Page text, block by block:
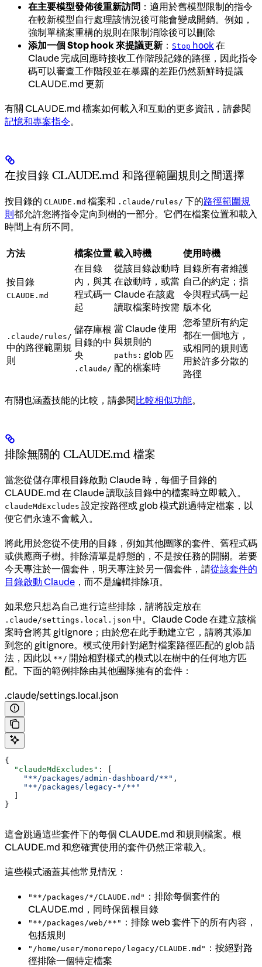
在主要模型發佈後重新訪問 ：適用於舊模型限制的指令
在較新模型自行處理該情況後可能會變成開銷。例如，
強制單檔案重構的規則在限制消除後可以刪除
添加一個 Stop hook 來提議更新 ： Stop hook 在
Claude 完成回應時接收工作階段記錄的路徑，因此指令
碼可以審查工作階段並在暴露的差距仍然新鮮時提議
CLAUDE.md 更新
有關 CLAUDE.md 檔案如何載入和互動的更多資訊，請參閱
記憶和專案指令。
在按目錄 CLAUDE.md 和路徑範圍規則之間選擇
按目錄的 CLAUDE.md 檔案和 .claude/rules/ 下的路徑範圍規
則都允許您將指令定向到樹的一部分。它們在檔案位置和載入
時間上有所不同。
方法 檔案位置 載入時機 使用時機
按目錄
CLAUDE.md
在目錄
內，與其
程式碼一
起
從該目錄啟動時
在啟動時，或當
Claude 在該處
讀取檔案時按需
目錄所有者維護
自己的約定；指
令與程式碼一起
版本化
.claude/rules/
中的路徑範圍規
則
儲存庫根
目錄的中
央
.claude/
當 Claude 使用
與規則的
paths: glob 匹
配的檔案時
您希望所有約定
都在一個地方，
或相同的規則適
用於許多分散的
路徑
有關也涵蓋技能的比較，請參閱比較相似功能。
排除無關的 CLAUDE.md 檔案
當您從儲存庫根目錄啟動 Claude 時，每個子目錄的
CLAUDE.md 在 Claude 讀取該目錄中的檔案時立即載入。
claudeMdExcludes 設定按路徑或 glob 模式跳過特定檔案，以
便它們永遠不會載入。
將此用於您從不使用的目錄，例如其他團隊的套件、舊程式碼
或供應商子樹。排除清單是靜態的，不是按任務的開關。若要
今天專注於一個套件，明天專注於另一個套件，請從該套件的
目錄啟動 Claude ，而不是編輯排除項。
如果您只想為自己進行這些排除，請將設定放在
.claude/settings.local.json 中。Claude Code 在建立該檔
案時會將其 gitignore；由於您在此手動建立它，請將其添加
到您的 gitignore。模式使用針對絕對檔案路徑匹配的 glob 語
法，因此以 **/ 開始相對樣式的模式以在樹中的任何地方匹
配。下面的範例排除由其他團隊擁有的套件：
.claude/settings.local.json
{
  "claudeMdExcludes"
: [
    "**/packages/admin-dashboard/**"
,
    "**/packages/legacy-*/**"
  ]
}
這會跳過這些套件下的每個 CLAUDE.md 和規則檔案。根
CLAUDE.md 和您確實使用的套件仍然正常載入。
這些模式涵蓋其他常見情況：
"**/packages/*/CLAUDE.md" ：排除每個套件的
CLAUDE.md，同時保留根目錄
"**/packages/web/**" ：排除 web 套件下的所有內容，
包括規則
"/home/user/monorepo/legacy/CLAUDE.md" ：按絕對路
徑排除一個特定檔案